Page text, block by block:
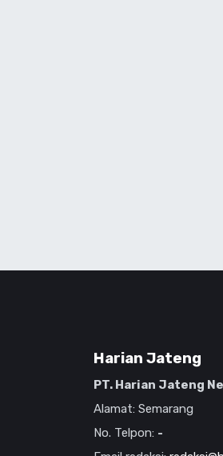
Harian Jateng
PT. Harian Jateng
Alamat: Semarang
No. Telpon: -